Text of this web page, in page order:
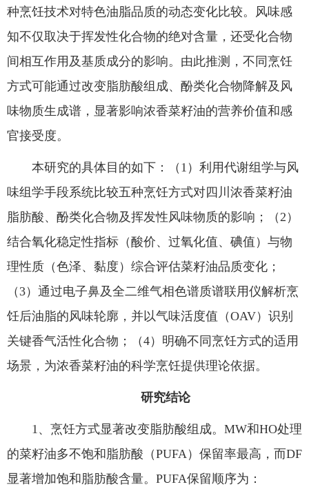
种烹饪技术对特色油脂品质的动态变化比较。风味感
知不仅取决于挥发性化合物的绝对含量，还受化合物
间相互作用及基质成分的影响。由此推测，不同烹饪
方式可能通过改变脂肪酸组成、酚类化合物降解及风
味物质生成谱，显著影响浓香菜籽油的营养价值和感
官接受度。
本研究的具体目的如下：（1）利用代谢组学与风
味组学手段系统比较五种烹饪方式对四川浓香菜籽油
脂肪酸、酚类化合物及挥发性风味物质的影响；（2）
结合氧化稳定性指标（酸价、过氧化值、碘值）与物
理性质（色泽、黏度）综合评估菜籽油品质变化；
（3）通过电子鼻及全二维气相色谱质谱联用仪解析烹
饪后油脂的风味轮廓，并以气味活度值（OAV）识别
关键香气活性化合物；（4）明确不同烹饪方式的适用
场景，为浓香菜籽油的科学烹饪提供理论依据。
研究结论
1、烹饪方式显著改变脂肪酸组成。MW和HO处理
的菜籽油多不饱和脂肪酸（PUFA）保留率最高，而DF
显著增加饱和脂肪酸含量。PUFA保留顺序为：